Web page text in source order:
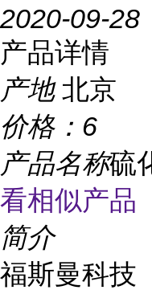
2020-09-28
产品详情
产地 北京
价格： 6
产品名称硫
看相似产品
简介
福斯曼科技